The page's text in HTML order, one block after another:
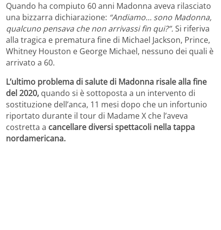
Quando ha compiuto 60 anni Madonna aveva rilasciato
una bizzarra dichiarazione: “Andiamo… sono Madonna,
qualcuno pensava che non arrivassi fin qui?”.Si riferiva
alla tragica e prematura fine di Michael Jackson, Prince,
Whitney Houston e George Michael, nessuno dei quali è
arrivato a 60.
L’ultimo problema di salute di Madonna risale alla fine
del 2020, quando si è sottoposta a un intervento di
sostituzione dell’anca, 11 mesi dopo che un infortunio
riportato durante il tour di Madame X che l’aveva
costretta a cancellare diversi spettacoli nella tappa
nordamericana.